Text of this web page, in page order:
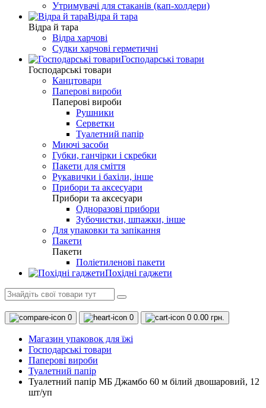
Утримувачі для стаканів (кап-холдери)
Відра й тара
Відра й тара
Відра харчові
Судки харчові герметичні
Господарські товари
Господарські товари
Канцтовари
Паперові вироби
Паперові вироби
Рушники
Серветки
Туалетний папір
Миючі засоби
Губки, ганчірки і скребки
Пакети для сміття
Рукавички і бахіли, інше
Прибори та аксесуари
Прибори та аксесуари
Одноразові прибори
Зубочистки, шпажки, інше
Для упаковки та запікання
Пакети
Пакети
Поліетиленові пакети
Похідні гаджети
0 0 0 0.00 грн.
Магазин упаковок для їжі
Господарські товари
Паперові вироби
Туалетний папір
Туалетний папір МБ Джамбо 60 м білий двошаровий, 12
шт/уп